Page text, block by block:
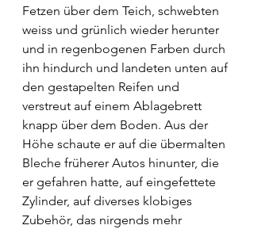
Fetzen über dem Teich, schwebten
weiss und grünlich wieder herunter
und in regenbogenen Farben durch
ihn hindurch und landeten unten auf
den gestapelten Reifen und
verstreut auf einem Ablagebrett
knapp über dem Boden. Aus der
Höhe schaute er auf die übermalten
Bleche früherer Autos hinunter, die
er gefahren hatte, auf eingefettete
Zylinder, auf diverses klobiges
Zubehör, das nirgends mehr